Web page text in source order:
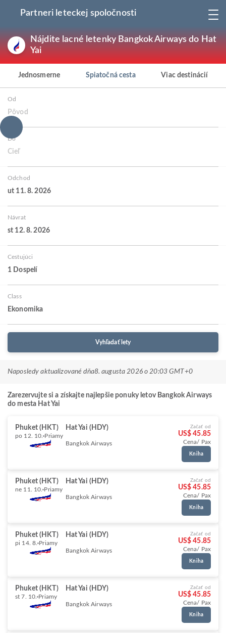
Partneri leteckej spoločnosti
Nájdite lacné letenky Bangkok Airways do Hat
Yai
Jednosmerne Spiatočná cesta Viac destinácií
Od
Pôvod
Do
Cieľ
Odchod
ut 11. 8. 2026
Návrat
st 12. 8. 2026
Cestujúci
1 Dospelí
Class
Ekonomika
Vyhľadať lety
Naposledy aktualizované dňa8. augusta 2026 o 20:03 GMT+0
Zarezervujte si a získajte najlepšie ponuky letov Bangkok Airways
do mesta Hat Yai
Phuket (HKT) Hat Yai (HDY)
po 12. 10. Priamy
Bangkok Airways
Začať od
US$ 45.85
Cena/ Pax
Kniha
Phuket (HKT) Hat Yai (HDY)
ne 11. 10. Priamy
Bangkok Airways
Začať od
US$ 45.85
Cena/ Pax
Kniha
Phuket (HKT) Hat Yai (HDY)
pi 14. 8. Priamy
Bangkok Airways
Začať od
US$ 45.85
Cena/ Pax
Kniha
Phuket (HKT) Hat Yai (HDY)
st 7. 10. Priamy
Bangkok Airways
Začať od
US$ 45.85
Cena/ Pax
Kniha